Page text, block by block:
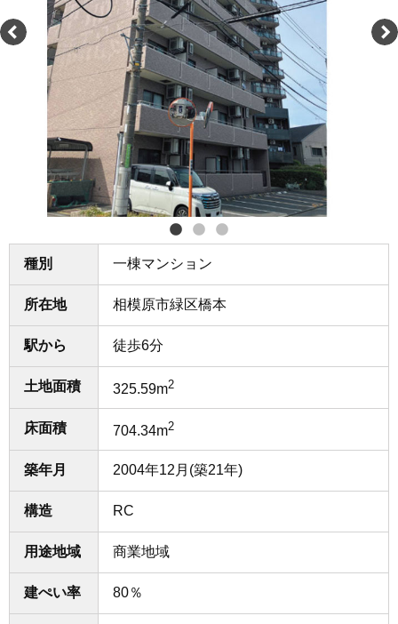
種別 一棟マンション
所在地 相模原市緑区橋本
駅から 徒歩6分
土地面積 325.59m2
床面積 704.34m2
築年月 2004年12月(築21年)
構造 RC
用途地域 商業地域
建ぺい率 80％